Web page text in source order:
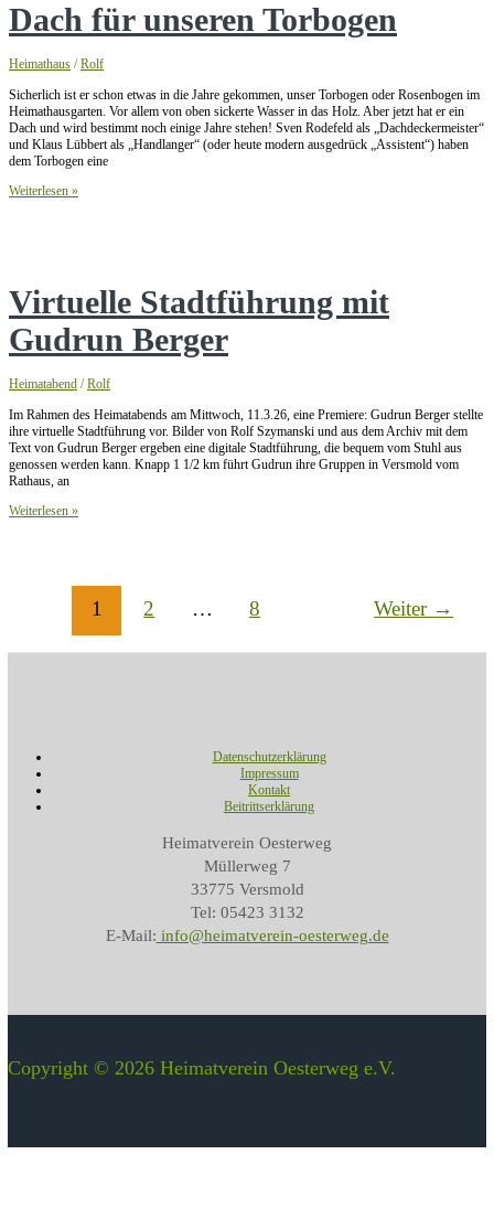
Dach für unseren Torbogen
Heimathaus /Rolf
Sicherlich ist er schon etwas in die Jahre gekommen, unser Torbogen oder Rosenbogen im
Heimathausgarten. Vor allem von oben sickerte Wasser in das Holz. Aber jetzt hat er ein
Dach und wird bestimmt noch einige Jahre stehen! Sven Rodefeld als „Dachdeckermeister“
und Klaus Lübbert als „Handlanger“ (oder heute modern ausgedrück „Assistent“) haben
dem Torbogen eine
Dach
Weiterlesen »
Virtuelle Stadtführung mit
Gudrun Berger
Heimatabend /Rolf
Im Rahmen des Heimatabends am Mittwoch, 11.3.26, eine Premiere: Gudrun Berger stellte
ihre virtuelle Stadtführung vor. Bilder von Rolf Szymanski und aus dem Archiv mit dem
Text von Gudrun Berger ergeben eine digitale Stadtführung, die bequem vom Stuhl aus
genossen werden kann. Knapp 1 1/2 km führt Gudrun ihre Gruppen in Versmold vom
Rathaus, an
Virtuelle
Weiterlesen »
1 2 … 8 Weiter →
Datenschutzerklärung
Impressum
Kontakt
Beitrittserklärung
Heimatverein Oesterweg
Müllerweg 7
33775 Versmold
Tel: 05423 3132
E-Mail: info@heimatverein-oesterweg.de
Copyright © 2026 Heimatverein Oesterweg e.V.